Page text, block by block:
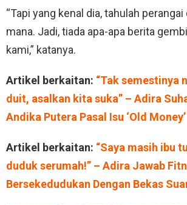
“Tapi yang kenal dia, tahulah
mana. Jadi, tiada apa-apa berita
kami,” katanya.
Artikel berkaitan: “Tak semestinya
duit, asalkan kita suka” – Adira
Andika Putera Pasal Isu ‘Old Money’
Artikel berkaitan: “Saya masih ibu
duduk serumah!” – Adira Jawab
Bersekedudukan Dengan Bekas